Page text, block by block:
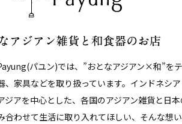
パユン)では、”おとなアジアン×和”を
、家具などを取り扱っています。インドネシ
ジアを中心とした、各国のアジアン雑貨と日
合わせて生活に取り入れてほしい、そんな想